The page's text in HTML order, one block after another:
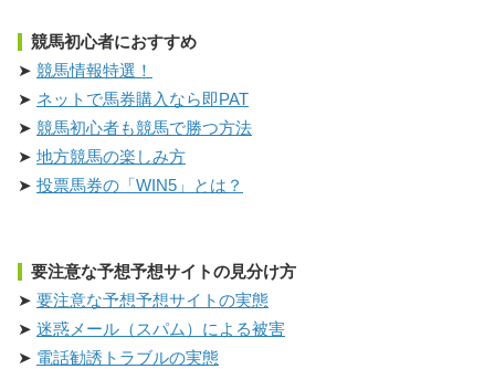
競馬初心者におすすめ
競馬情報特選！
ネットで馬券購入なら即PAT
競馬初心者も競馬で勝つ方法
地方競馬の楽しみ方
投票馬券の「WIN5」とは？
要注意な予想予想サイトの見分け方
要注意な予想予想サイトの実態
迷惑メール（スパム）による被害
電話勧誘トラブルの実態